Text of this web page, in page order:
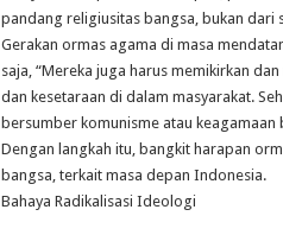
pandang religiusitas bangsa, bukan dari
Gerakan ormas agama di masa
saja, “Mereka juga harus memikirkan
dan kesetaraan di dalam masyarakat.
bersumber komunisme atau keagamaan
Dengan langkah itu, bangkit harapan
bangsa, terkait masa depan Indonesia.
Bahaya Radikalisasi Ideologi